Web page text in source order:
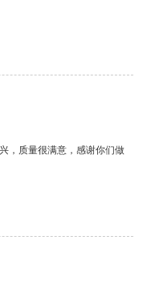
，质量很满意，感谢你们做